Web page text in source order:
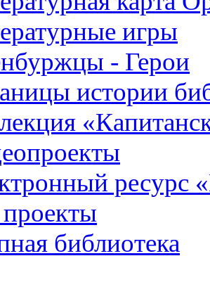
игры
- Герои
истории
ресурс
библиотека